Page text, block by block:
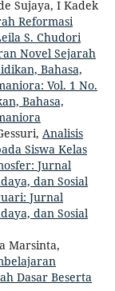
Sujaya, I Kadek
Reformasi
S. Chudori
Novel Sejarah
Bahasa,
Vol. 1 No.
Bahasa,
Analisis
Siswa Kelas
Jurnal
dan Sosial
Jurnal
dan Sosial
Marsinta,
Dasar Beserta